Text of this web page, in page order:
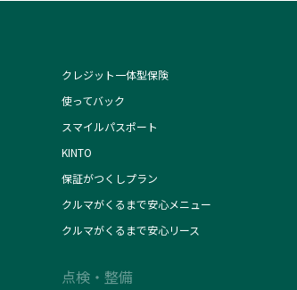
クレジット一体型保険
使ってバック
スマイルパスポート
KINTO
保証がつくしプラン
クルマがくるまで安心メニュー
クルマがくるまで安心リース
点検・整備